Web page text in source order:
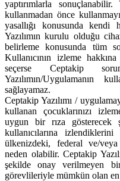
yaptırımlarla
kullanmadan önce
yasallığı konusunda kendi
Yazılımın kurulu olduğu
belirleme konusunda tüm
Kullanıcının izleme
seçerse Ceptakip
Yazılımın/Uygulamanın
sağlayamaz.
Ceptakip Yazılımı /
kullanan çocuklarınızı
uygun bir rıza gösterecek
kullanıcılarına
ülkenizdeki, federal ve/
neden olabilir. Ceptakip
şekilde onay verilmeyen
görevlileriyle mümkün olan